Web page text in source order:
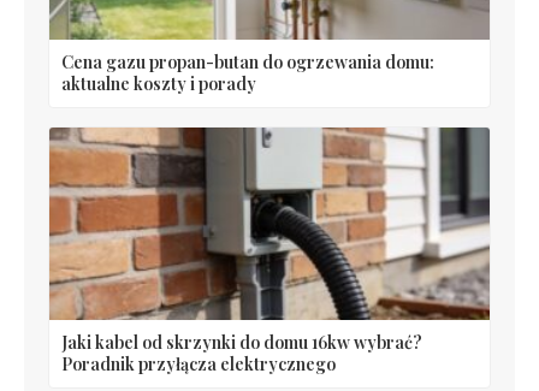
Cena gazu propan-butan do ogrzewania domu:
aktualne koszty i porady
Jaki kabel od skrzynki do domu 16kw wybrać?
Poradnik przyłącza elektrycznego